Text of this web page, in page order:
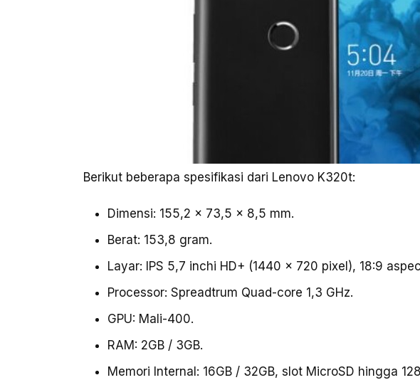
Berikut beberapa spesifikasi dari Lenovo K320t:
Dimensi: 155,2 x 73,5 x 8,5 mm.
Berat: 153,8 gram.
Layar: IPS 5,7 inchi HD+ (1440 x 720 pixel), 18:9
Processor: Spreadtrum Quad-core 1,3 GHz.
GPU: Mali-400.
RAM: 2GB / 3GB.
Memori Internal: 16GB / 32GB, slot MicroSD hingga